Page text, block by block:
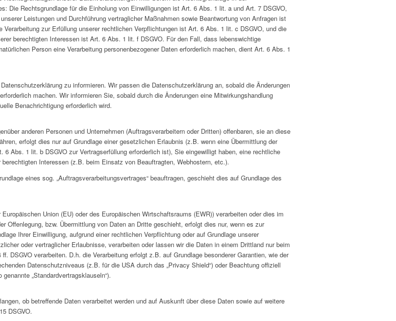
Die Rechtsgrundlage für die Einholung von Einwilligungen ist Art. 6 Abs. 1 lit. a und Art. 7 DSGVO,
Leistungen und Durchführung vertraglicher Maßnahmen sowie Beantwortung von Anfragen ist
zur Erfüllung unserer rechtlichen Verpflichtungen ist Art. 6 Abs. 1 lit. c DSGVO, und die
berechtigten Interessen ist Art. 6 Abs. 1 lit. f DSGVO. Für den Fall, dass lebenswichtige
Person eine Verarbeitung personenbezogener Daten erforderlich machen, dient Art. 6 Abs. 1
zu informieren. Wir passen die Datenschutzerklärung an, sobald die Änderungen
machen. Wir informieren Sie, sobald durch die Änderungen eine Mitwirkungshandlung
Benachrichtigung erforderlich wird.
anderen Personen und Unternehmen (Auftragsverarbeitern oder Dritten) offenbaren, sie an diese
erfolgt dies nur auf Grundlage einer gesetzlichen Erlaubnis (z.B. wenn eine Übermittlung der
6 Abs. 1 lit. b DSGVO zur Vertragserfüllung erforderlich ist), Sie eingewilligt haben, eine rechtliche
Interessen (z.B. beim Einsatz von Beauftragten, Webhostern, etc.).
eines sog. „Auftragsverarbeitungsvertrages“ beauftragen, geschieht dies auf Grundlage des
Union (EU) oder des Europäischen Wirtschaftsraums (EWR)) verarbeiten oder dies im
Offenlegung, bzw. Übermittlung von Daten an Dritte geschieht, erfolgt dies nur, wenn es zur
Ihrer Einwilligung, aufgrund einer rechtlichen Verpflichtung oder auf Grundlage unserer
oder vertraglicher Erlaubnisse, verarbeiten oder lassen wir die Daten in einem Drittland nur beim
DSGVO verarbeiten. D.h. die Verarbeitung erfolgt z.B. auf Grundlage besonderer Garantien, wie der
Datenschutzniveaus (z.B. für die USA durch das „Privacy Shield“) oder Beachtung offiziell
„Standardvertragsklauseln“).
ob betreffende Daten verarbeitet werden und auf Auskunft über diese Daten sowie auf weitere
DSGVO.